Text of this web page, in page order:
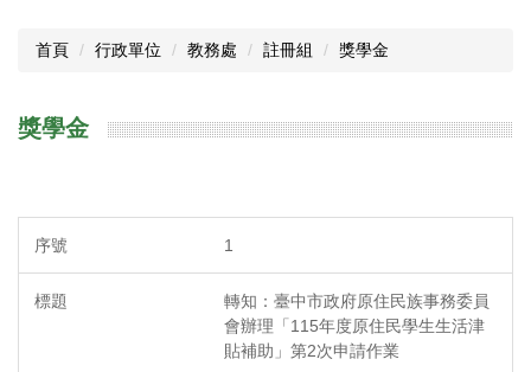
首頁 行政單位 教務處 註冊組 獎學金
獎學金
1
轉知：臺中市政府原住民族事務委員
會辦理「115年度原住民學生生活津
貼補助」第2次申請作業